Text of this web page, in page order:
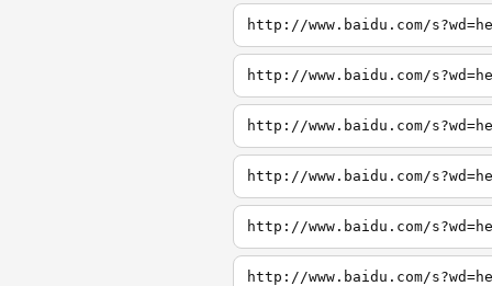
http://www.baidu.com/
http://www.baidu.com/
http://www.baidu.com/
http://www.baidu.com/
http://www.baidu.com/
http://www.baidu.com/